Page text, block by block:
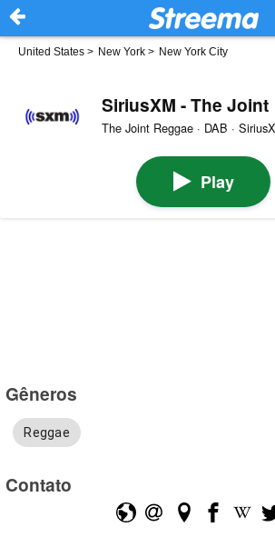
United States > New York > New York City
SiriusXM - The Joint
The Joint Reggae · DAB ·
Play
Gêneros
Reggae
Contato